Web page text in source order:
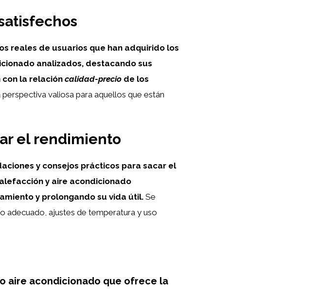
reales de usuarios que han adquirido los
analizados, destacando sus
con la relación calidad-precio de los
valiosa para aquellos que están
el rendimiento
y consejos prácticos para sacar el
y aire acondicionado
y prolongando su vida útil.Se
adecuado, ajustes de temperatura y uso
aire acondicionado que ofrece la